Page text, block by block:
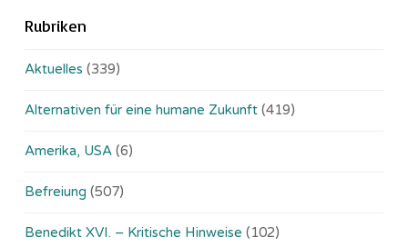
Rubriken
Aktuelles (339)
Alternativen für eine humane Zukunft (419)
Amerika, USA (6)
Befreiung (507)
Benedikt XVI. – Kritische Hinweise (102)